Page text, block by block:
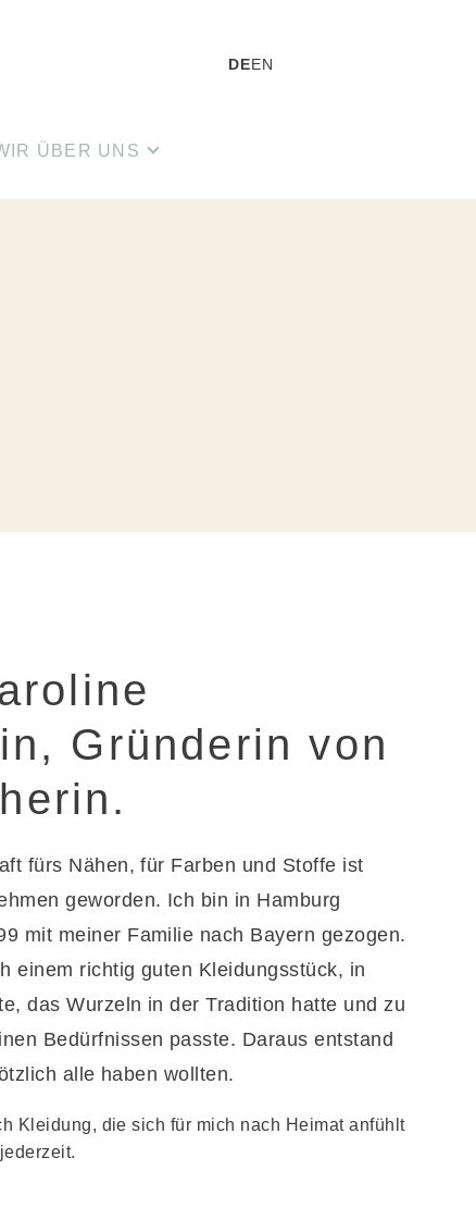
ÜBER UNS
DEEN
Gründerin von
fürs Nähen, für Farben und Stoffe ist
geworden. Ich bin in Hamburg
mit meiner Familie nach Bayern gezogen.
einem richtig guten Kleidungsstück, in
das Wurzeln in der Tradition hatte und zu
Bedürfnissen passte. Daraus entstand
alle haben wollten.
Kleidung, die sich für mich nach Heimat anfühlt